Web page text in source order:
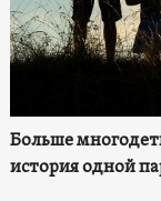
Больше
история одной